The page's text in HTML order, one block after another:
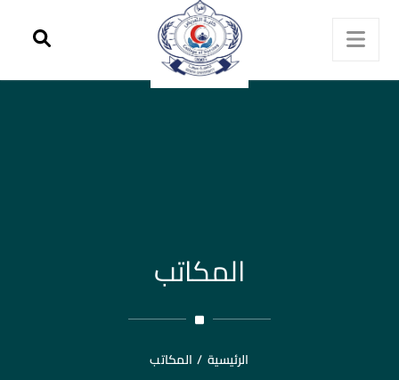
المكاتب
الرئيسية / المكاتب